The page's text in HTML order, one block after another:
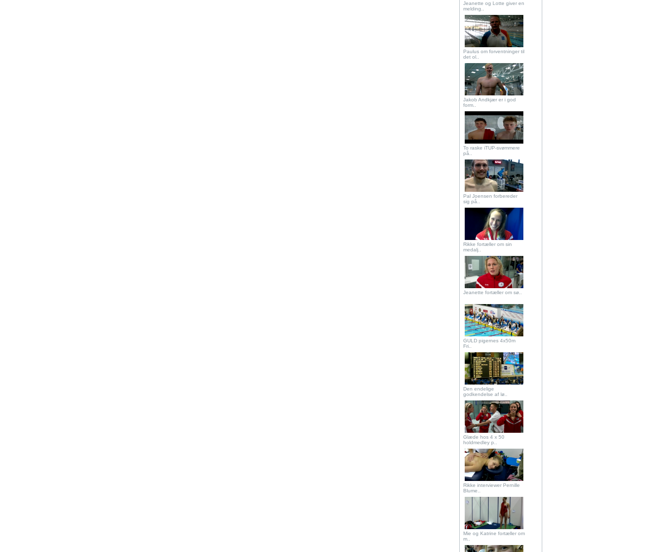
Jeanette og Lotte giver en
melding..
Paulus om forventninger til
det ol..
Jakob Andkjær er i god
form..
To raske iTUP-svømmere
på..
Pal Joensen forbereder
sig på..
Rikke fortæller om sin
medalj..
Jeanette fortæller om sø..
GULD pigernes 4x50m
Fri..
Den endelige
godkendelse af lø..
Glæde hos 4 x 50
holdmedley p..
Rikke interviewer Pernille
Blume..
Mie og Katrine fortæller om
m..